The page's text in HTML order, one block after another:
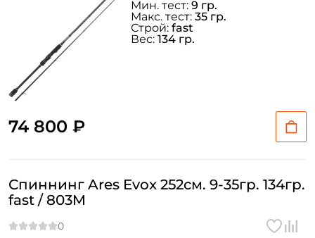
74 800 ₽
Мин. тест: 9 гр.
Макс. тест: 35 гр.
Строй: fast
Вес: 134 гр.
Спиннинг Ares Evox 252см. 9-35гр. 134гр.
fast / 803M